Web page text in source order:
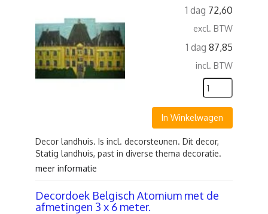
1 dag 72,60
excl. BTW
1 dag 87,85
incl. BTW
In Winkelwagen
Decor landhuis. Is incl. decorsteunen. Dit decor,
Statig landhuis, past in diverse thema decoratie.
meer informatie
Decordoek Belgisch Atomium met de
afmetingen 3 x 6 meter.